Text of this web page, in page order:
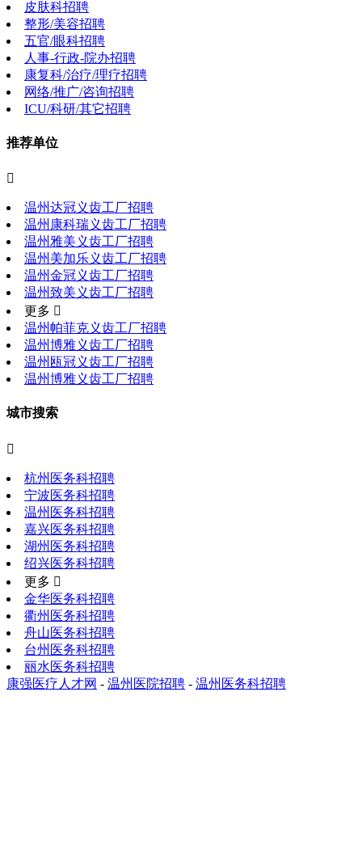
皮肤科招聘
整形/美容招聘
五官/眼科招聘
人事-行政-院办招聘
康复科/治疗/理疗招聘
网络/推广/咨询招聘
ICU/科研/其它招聘
推荐单位

温州达冠义齿工厂招聘
温州康科瑞义齿工厂招聘
温州雅美义齿工厂招聘
温州美加乐义齿工厂招聘
温州金冠义齿工厂招聘
温州致美义齿工厂招聘
更多 
温州帕菲克义齿工厂招聘
温州博雅义齿工厂招聘
温州瓯冠义齿工厂招聘
温州博雅义齿工厂招聘
城市搜索

杭州医务科招聘
宁波医务科招聘
温州医务科招聘
嘉兴医务科招聘
湖州医务科招聘
绍兴医务科招聘
更多 
金华医务科招聘
衢州医务科招聘
舟山医务科招聘
台州医务科招聘
丽水医务科招聘
康强医疗人才网 - 温州医院招聘 - 温州医务科招聘